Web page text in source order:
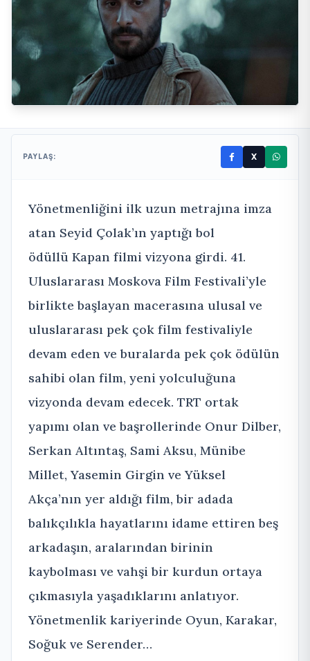
PAYLAŞ: X
Yönetmenliğini ilk uzun metrajına imza
atan Seyid Çolak’ın yaptığı bol
ödüllü Kapan filmi vizyona girdi. 41.
Uluslararası Moskova Film Festivali’yle
birlikte başlayan macerasına ulusal ve
uluslararası pek çok film festivaliyle
devam eden ve buralarda pek çok ödülün
sahibi olan film, yeni yolculuğuna
vizyonda devam edecek. TRT ortak
yapımı olan ve başrollerinde Onur Dilber,
Serkan Altıntaş, Sami Aksu, Münibe
Millet, Yasemin Girgin ve Yüksel
Akça’nın yer aldığı film, bir adada
balıkçılıkla hayatlarını idame ettiren beş
arkadaşın, aralarından birinin
kaybolması ve vahşi bir kurdun ortaya
çıkmasıyla yaşadıklarını anlatıyor.
Yönetmenlik kariyerinde Oyun, Karakar,
Soğuk ve Serender…